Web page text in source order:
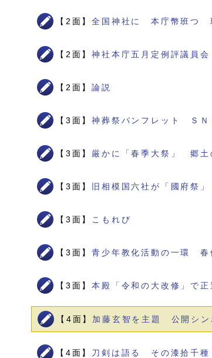
【2面】全国神社に 本庁幣班つ
【2面】神社本庁五月定例評議員会
【2面】論説
【3面】神葬祭パンフレット Ｓ
【3面】 厳かに「春季大祭」 郷
【3面】 旧相模国六社が「國府祭
【3面】 こもれび
【3面】青少年教化活動の一環
【3面】本殿「令和の大改修」で
【4面】 加藤玄智を主題 公開シ
【4面】 刀剣は語る その漆拾千